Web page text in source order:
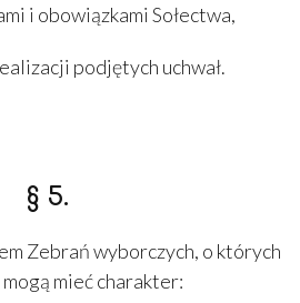
i obowiązkami Sołectwa,
podjętych uchwał.
§ 5.
Zebrań wyborczych, o których
mieć charakter: